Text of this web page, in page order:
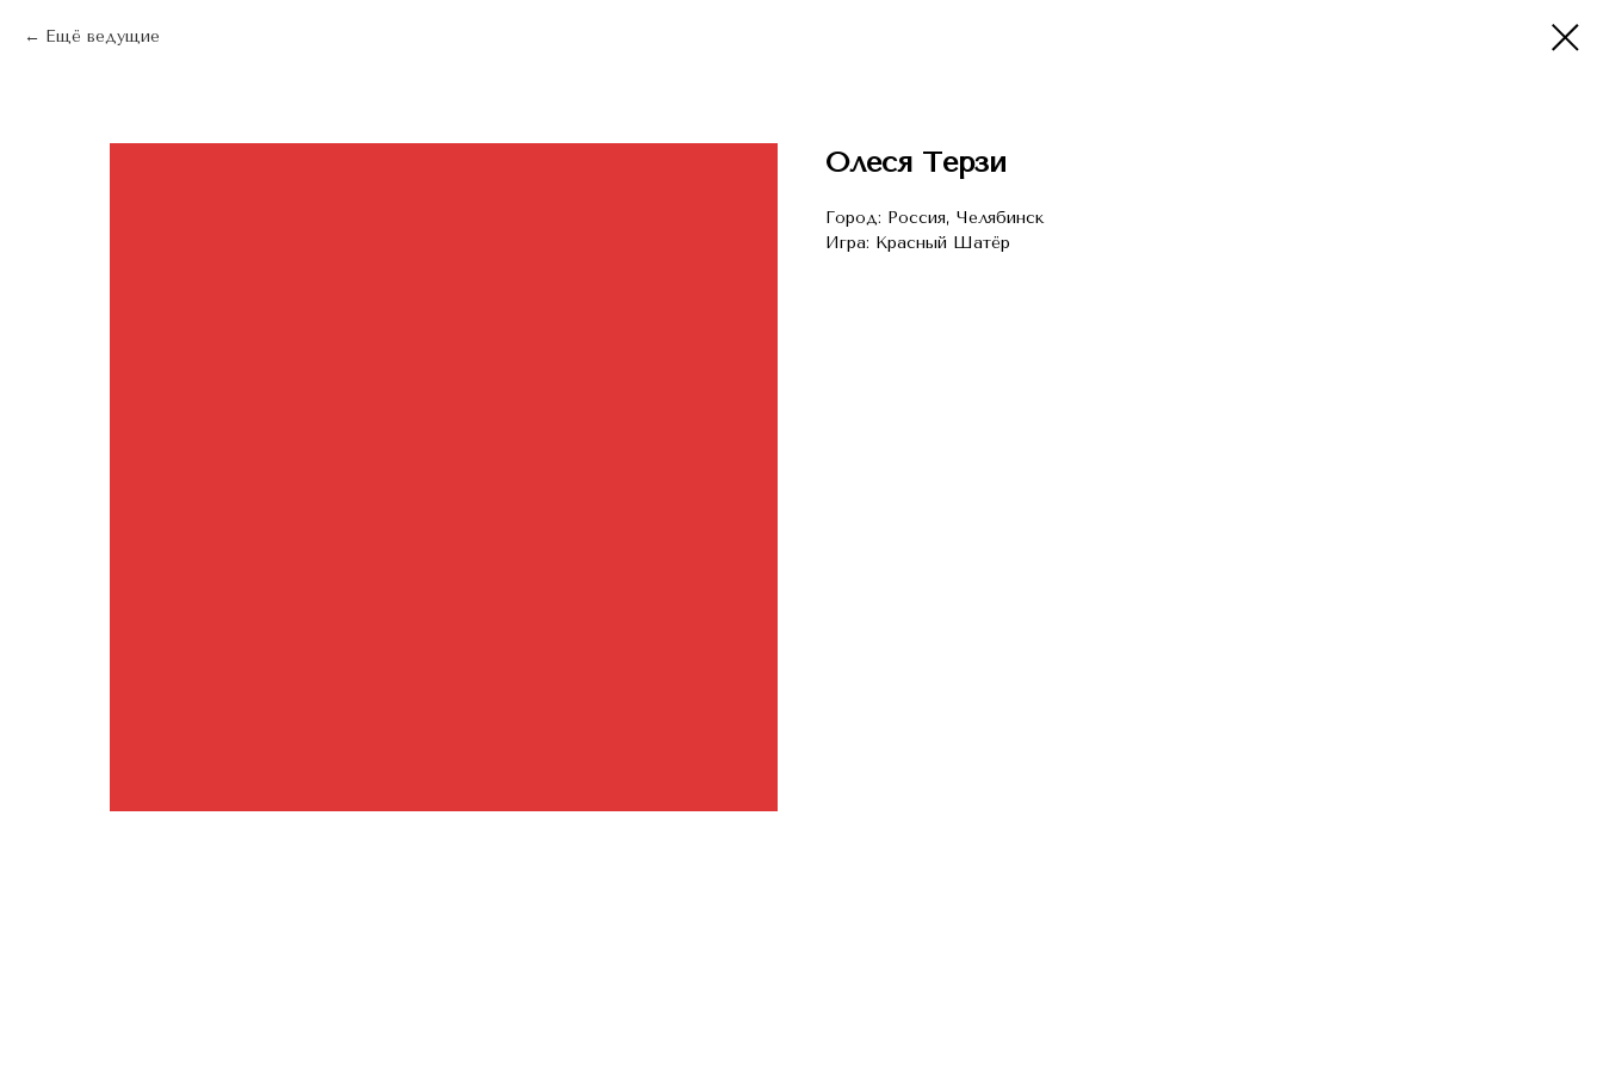
Ещё ведущие
Олеся Терзи
Город: Россия, Челябинск
Игра: Красный Шатёр